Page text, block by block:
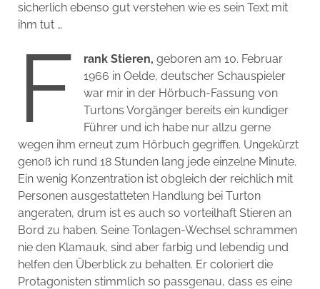
sicherlich ebenso gut verstehen wie es sein Text mit
ihm tut …
F rank Stieren, geboren am 10. Februar
1966 in Oelde, deutscher Schauspieler
war mir in der Hörbuch-Fassung von
Turtons Vorgänger bereits ein kundiger
Führer und ich habe nur allzu gerne
wegen ihm erneut zum Hörbuch gegriffen. Ungekürzt
genoß ich rund 18 Stunden lang jede einzelne Minute.
Ein wenig Konzentration ist obgleich der reichlich mit
Personen ausgestatteten Handlung bei Turton
angeraten, drum ist es auch so vorteilhaft Stieren an
Bord zu haben. Seine Tonlagen-Wechsel schrammen
nie den Klamauk, sind aber farbig und lebendig und
helfen den Überblick zu behalten. Er coloriert die
Protagonisten stimmlich so passgenau, dass es eine